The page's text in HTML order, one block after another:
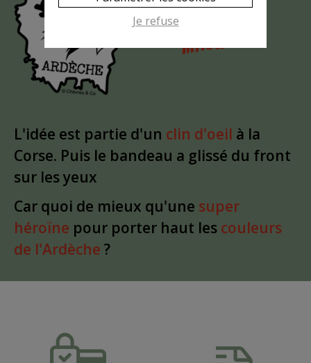
EST-ELLE
MASQUÉE
L'idée est partie d'un clin d'oeil à la
Corse. Puis le bandeau a glissé du front
sur les yeux
Car quoi de mieux qu'une super
héroïne pour porter haut les couleurs
de l'Ardèche ?
Je refuse